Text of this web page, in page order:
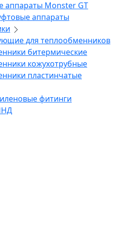
аппараты Monster GT
аппараты
для теплообменников
битермические
кожухотрубные
пластинчатые
фитинги